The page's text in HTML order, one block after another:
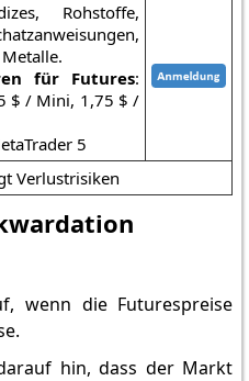
Rohstoffe,
für Futures:
$ / Mini, 1,75 $ /
5
Verlustrisiken
wenn die Futurespreise
hin, dass der Markt